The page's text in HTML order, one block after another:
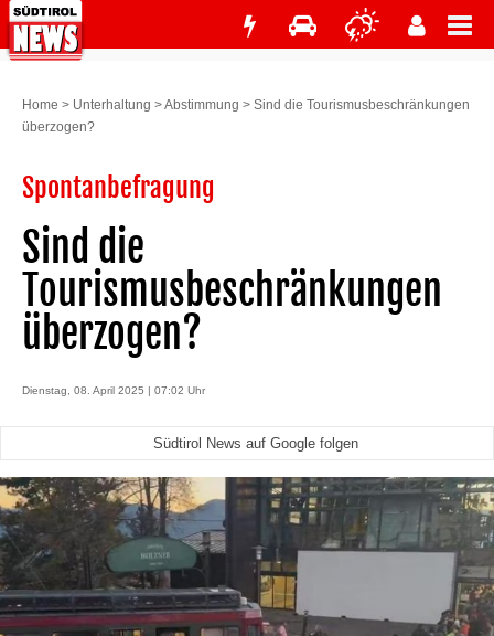
Home > Unterhaltung >Abstimmung > Sind die Tourismusbeschränkungen
überzogen?
Spontanbefragung
Sind die
Tourismusbeschränkungen
überzogen?
Dienstag, 08. April 2025 | 07:02 Uhr
Südtirol News auf Google folgen